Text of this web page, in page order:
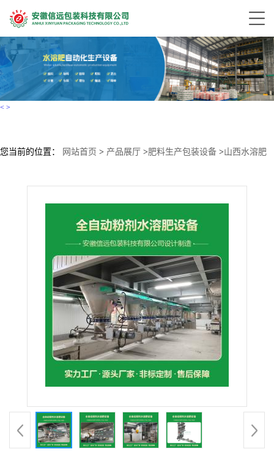
< >
您当前的位置： 网站首页 > 产品展厅 >肥料生产包装设备 >山西水溶肥